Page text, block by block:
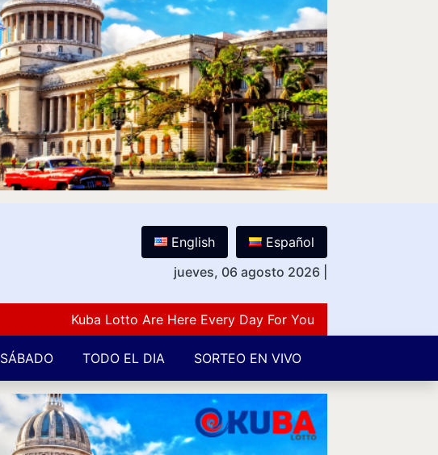
English
Español
jueves, 06 agosto 2026
Kuba Lotto Are Here Every Day For You Lovers Of Number
SÁBADO TODO EL DIA SORTEO EN VIVO